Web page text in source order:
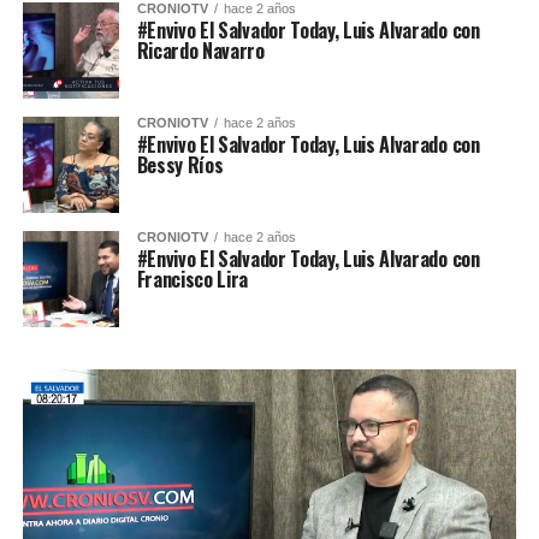
CRONIOTV hace 2 años
#Envivo El Salvador Today, Luis Alvarado con
Ricardo Navarro
CRONIOTV hace 2 años
#Envivo El Salvador Today, Luis Alvarado con
Bessy Ríos
CRONIOTV hace 2 años
#Envivo El Salvador Today, Luis Alvarado con
Francisco Lira